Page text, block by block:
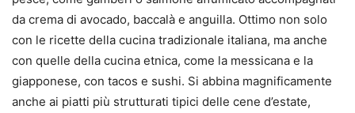
da crema di avocado, baccalà e anguilla. Ottimo non solo
con le ricette della cucina tradizionale italiana, ma anche
con quelle della cucina etnica, come la messicana e la
giapponese, con tacos e sushi. Si abbina magnificamente
anche ai piatti più strutturati tipici delle cene d’estate,